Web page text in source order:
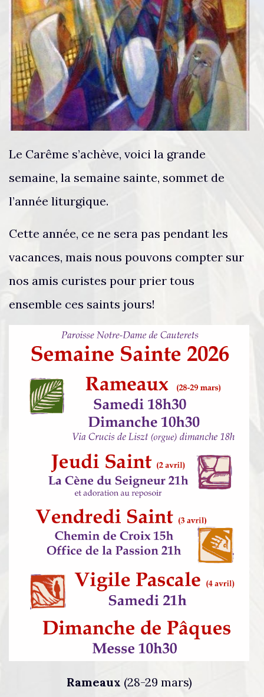
Le Carême s’achève, voici la grande
semaine, la semaine sainte, sommet de
l’année liturgique.
Cette année, ce ne sera pas pendant les
vacances, mais nous pouvons compter sur
nos amis curistes pour prier tous
ensemble ces saints jours!
Rameaux (28-29 mars)